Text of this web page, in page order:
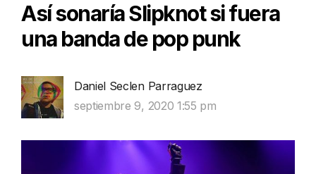
Así sonaría Slipknot si fuera
una banda de pop punk
Daniel Seclen Parraguez
septiembre 9, 2020 1:55 pm